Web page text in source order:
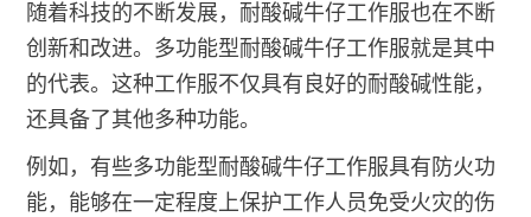
随着科技的不断发展，耐酸碱牛仔工作服也在不断
创新和改进。多功能型耐酸碱牛仔工作服就是其中
的代表。这种工作服不仅具有良好的耐酸碱性能，
还具备了其他多种功能。
例如，有些多功能型耐酸碱牛仔工作服具有防火功
能，能够在一定程度上保护工作人员免受火灾的伤